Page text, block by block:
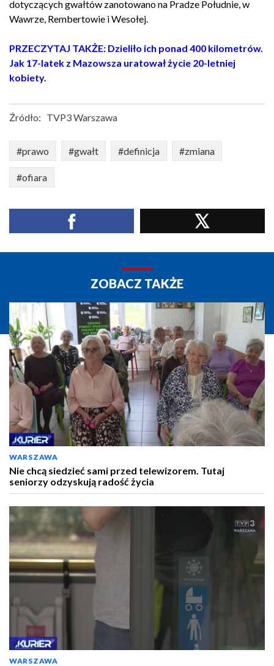
dotyczących gwałtów zanotowano na Pradze Południe, w
Wawrze, Rembertowie i Wesołej.
PRZECZYTAJ TAKŻE: Dzieliło ich ponad 400 kilometrów.
Jak 17-latek z Mazowsza uratował życie 20-letniej
kobiety.
Źródło: TVP3 Warszawa
#prawo #gwałt #definicja #zmiana
#ofiara
ZOBACZ TAKŻE
WARSZAWA
Nie chcą siedzieć sami przed telewizorem. Tutaj
seniorzy odzyskują radość życia
WARSZAWA